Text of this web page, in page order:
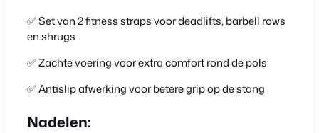
✅ Set van 2 fitness straps voor deadlifts, barbell rows
en shrugs
✅ Zachte voering voor extra comfort rond de pols
✅Antislip afwerking voor betere grip op de stang
Nadelen: